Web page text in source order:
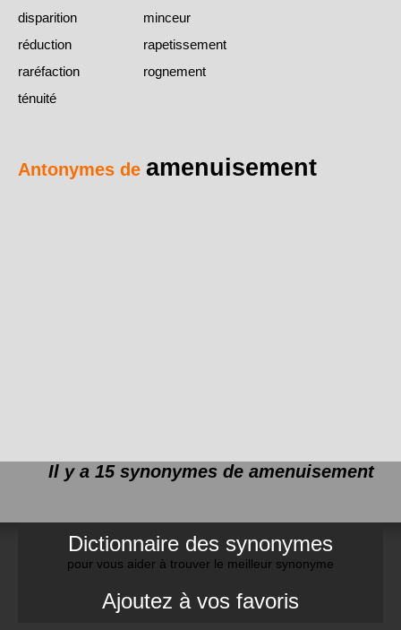
disparition
minceur
réduction
rapetissement
raréfaction
rognement
ténuité
Antonymes de amenuisement
Il y a 15 synonymes de amenuisement
Dictionnaire des synonymes
pour vous aider à trouver le meilleur synonyme
Ajoutez à vos favoris